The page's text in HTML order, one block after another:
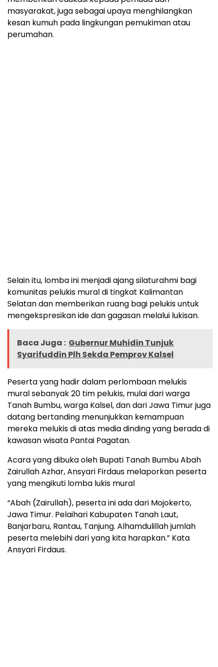
masyarakat, juga sebagai upaya menghilangkan
kesan kumuh pada lingkungan pemukiman atau
perumahan.
Selain itu, lomba ini menjadi ajang silaturahmi bagi
komunitas pelukis mural di tingkat Kalimantan
Selatan dan memberikan ruang bagi pelukis untuk
mengekspresikan ide dan gagasan melalui lukisan.
Baca Juga : Gubernur Muhidin Tunjuk
Syarifuddin Plh Sekda Pemprov Kalsel
Peserta yang hadir dalam perlombaan melukis
mural sebanyak 20 tim pelukis, mulai dari warga
Tanah Bumbu, warga Kalsel, dan dari Jawa Timur juga
datang bertanding menunjukkan kemampuan
mereka melukis di atas media dinding yang berada di
kawasan wisata Pantai Pagatan.
Acara yang dibuka oleh Bupati Tanah Bumbu Abah
Zairullah Azhar, Ansyari Firdaus melaporkan peserta
yang mengikuti lomba lukis mural
“Abah (Zairullah), peserta ini ada dari Mojokerto,
Jawa Timur. Pelaihari Kabupaten Tanah Laut,
Banjarbaru, Rantau, Tanjung. Alhamdulillah jumlah
peserta melebihi dari yang kita harapkan.” Kata
Ansyari Firdaus.